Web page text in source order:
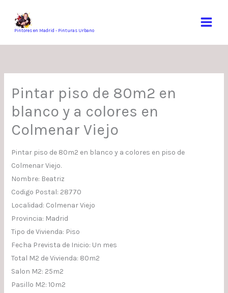
contenidoPintores en Madrid - Pinturas Urbano
Pintar piso de 80m2 en
blanco y a colores en
Colmenar Viejo
Pintar piso de 80m2 en blanco y a colores en piso de
Colmenar Viejo.
Nombre: Beatriz
Codigo Postal: 28770
Localidad: Colmenar Viejo
Provincia: Madrid
Tipo de Vivienda: Piso
Fecha Prevista de Inicio: Un mes
Total M2 de Vivienda: 80m2
Salon M2: 25m2
Pasillo M2: 10m2